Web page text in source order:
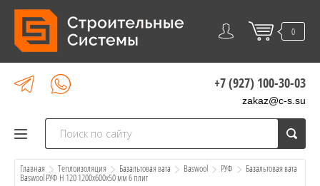
0
+7 (927) 100-30-03
zakaz@c-s.su
Главная Теплоизоляция Базальтовая вата Baswool РУФ
  Базальтовая вата
Baswool РУФ Н 120 1200х600х50 мм 6 плит